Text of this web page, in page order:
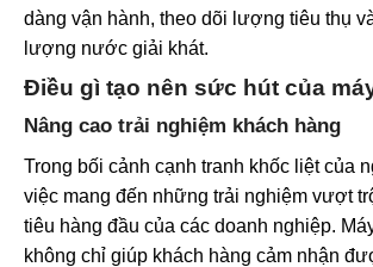
dàng vận hành, theo dõi lượng tiêu thụ
lượng nước giải khát.
Điều gì tạo nên sức hút của
Nâng cao trải nghiệm khách hàng
Trong bối cảnh cạnh tranh khốc liệt của
việc mang đến những trải nghiệm vượt
tiêu hàng đầu của các doanh nghiệp.
không chỉ giúp khách hàng cảm nhận